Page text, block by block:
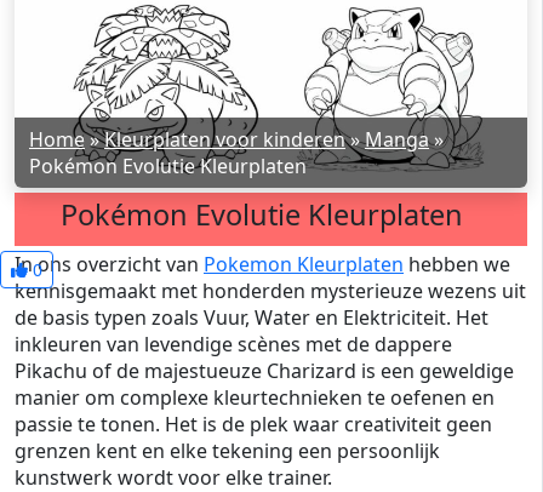
Home»Kleurplaten voor kinderen»Manga»
Pokémon Evolutie Kleurplaten
Pokémon Evolutie Kleurplaten
0
In ons overzicht van Pokemon Kleurplaten hebben we
kennisgemaakt met honderden mysterieuze wezens uit
de basis typen zoals Vuur, Water en Elektriciteit. Het
inkleuren van levendige scènes met de dappere
Pikachu of de majestueuze Charizard is een geweldige
manier om complexe kleurtechnieken te oefenen en
passie te tonen. Het is de plek waar creativiteit geen
grenzen kent en elke tekening een persoonlijk
kunstwerk wordt voor elke trainer.